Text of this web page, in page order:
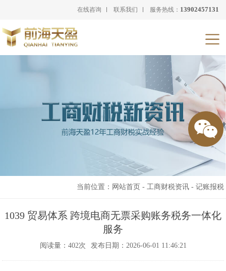
在线咨询 联系我们 服务热线： 13902457131
当前位置： 网站首页 - 工商财税资讯- 记账报税
1039 贸易体系 跨境电商无票采购账务税务一体化
服务
阅读量：402次 发布日期：2026-06-01 11:46:21